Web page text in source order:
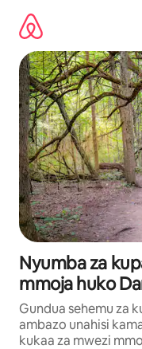
kwenda
kwenye
maudhui
Nyumba za
mmoja huko
Gundua sehemu za
ambazo unahisi
kukaa za mwezi